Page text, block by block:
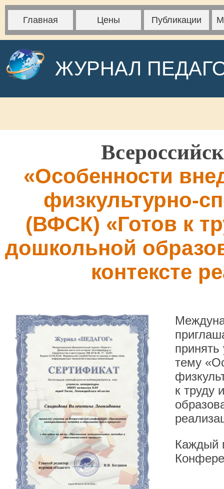
Главная Цены Публикации
ЖУРНАЛ
«Особенности
физкультурно-
(ВФСК) «Готов к
дошкольной
контексте
тему
к труду
Каждый